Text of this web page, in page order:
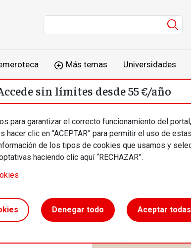
Más temas Universidades
para garantizar el correcto funcionamiento del
clic en “ACEPTAR” para permitir el uso de
de los tipos de cookies que usamos y
haciendo clic aquí “RECHAZAR”.
Denegar todo Aceptar
sin límites desde 55 €/año
el